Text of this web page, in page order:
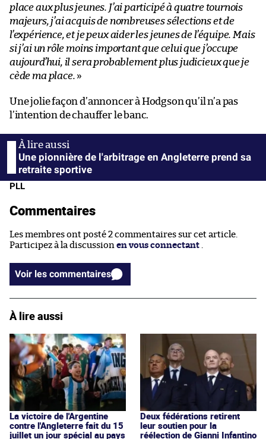
place aux plus jeunes. J’ai participé à quatre tournois
majeurs, j’ai acquis de nombreuses sélections et de
l’expérience, et je peux aider les jeunes de l’équipe. Mais
si j’ai un rôle moins important que celui que j’occupe
aujourd’hui, il sera probablement plus judicieux que je
cède ma place. »
Une jolie façon d’annoncer à Hodgson qu’il n’a pas
l’intention de chauffer le banc.
Une pionnière de l'arbitrage en Angleterre prend sa
retraite sportive
PLL
Commentaires
Les membres ont posté 2 commentaires sur cet article.
Participez à la discussion en vous connectant
Voir les commentaires
À lire aussi
La victoire de l'Argentine
contre l'Angleterre fait du 15
juillet un jour spécial au pays
Deux fédérations retirent
leur soutien pour la
réélection de Gianni Infantino